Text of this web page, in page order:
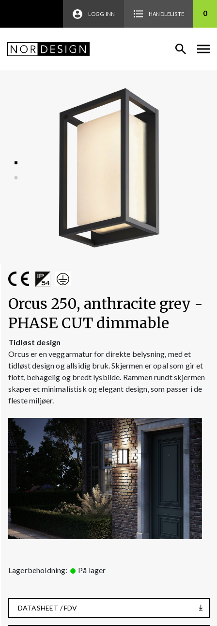
LOGG INN HANDLELISTE 0
Orcus 250, anthracite grey -
PHASE CUT dimmable
Tidløst design
Orcus er en veggarmatur for direkte belysning, med et
tidløst design og allsidig bruk. Skjermen er opal som gir et
flott, behagelig og bredt lysbilde. Rammen rundt skjermen
skaper et minimalistisk og elegant design, som passer i de
fleste miljøer.
Lagerbeholdning: På lager
DATASHEET / FDV